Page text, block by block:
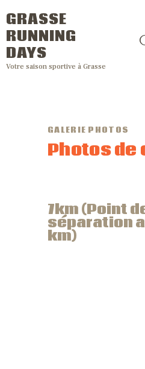
GRASSE
RUNNING
DAYS
Votre saison sportive à Grasse
GALERIE PHOTOS
Photos de
7km (Point
séparation
km)